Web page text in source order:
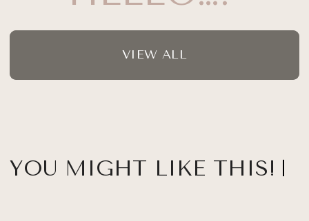
VIEW ALL
YOU MIGHT LIKE THIS!